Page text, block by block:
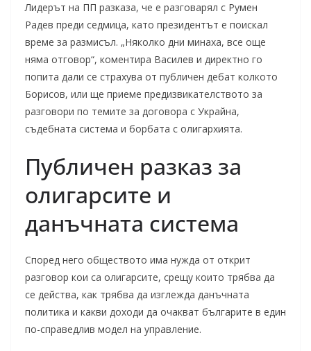
Лидерът на ПП разказа, че е разговарял с Румен
Радев преди седмица, като президентът е поискал
време за размисъл. „Няколко дни минаха, все още
няма отговор“, коментира Василев и директно го
попита дали се страхува от публичен дебат колкото
Борисов, или ще приеме предизвикателството за
разговори по темите за договора с Украйна,
съдебната система и борбата с олигархията.
Публичен разказ за
олигарсите и
данъчната система
Според него обществото има нужда от открит
разговор кои са олигарсите, срещу които трябва да
се действа, как трябва да изглежда данъчната
политика и какви доходи да очакват българите в един
по-справедлив модел на управление.